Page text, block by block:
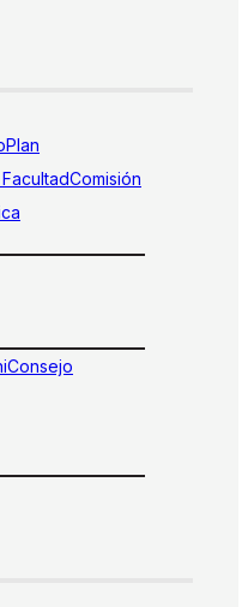
Plan
Comisión
Consejo